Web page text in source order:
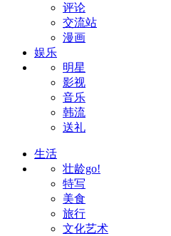
评论
交流站
漫画
娱乐
明星
影视
音乐
韩流
送礼
生活
壮龄go!
特写
美食
旅行
文化艺术